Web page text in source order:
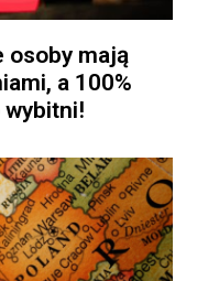
osoby mają
a 100%
wybitni!